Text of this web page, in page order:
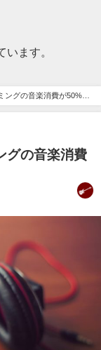
います。
グの音楽消費が50%を
グの音楽消費